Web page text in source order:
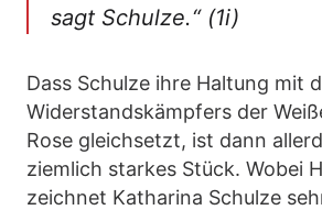
sagt Schulze.“ (1i)
Dass Schulze ihre Haltung mit
Widerstandskämpfers der
Rose gleichsetzt, ist dann
ziemlich starkes Stück. Wobei
zeichnet Katharina Schulze